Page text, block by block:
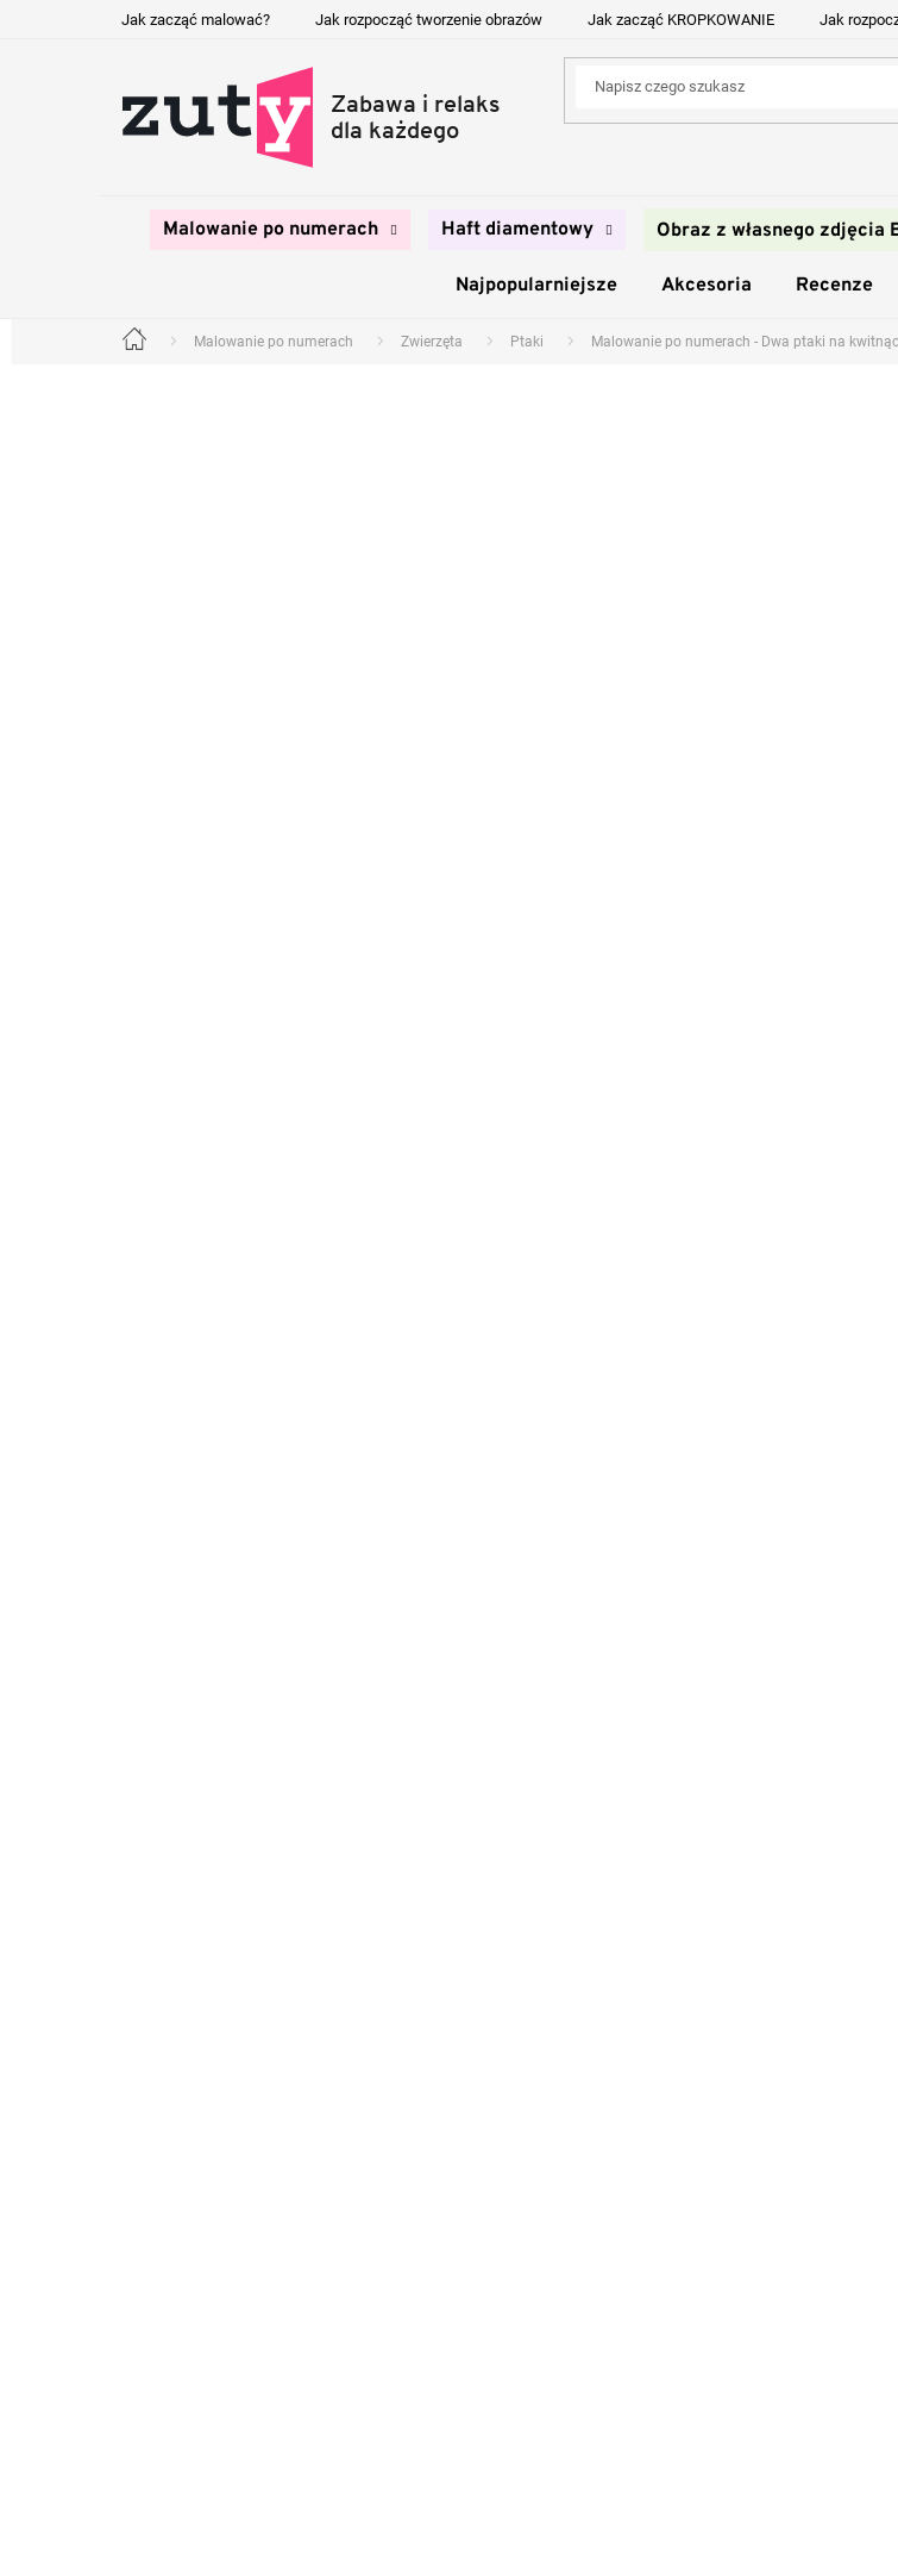
Jak zacząć malować? Jak rozpocząć tworzenie obrazów Jak zacząć KROPKOWANIE Jak
Malowanie po numerach Haft diamentowy Obraz z własnego zdjęcia
Najpopularniejsze Akcesoria Recenze
Home Malowanie po numerach Zwierzęta Ptaki Malowanie po numerach - Dwa ptaki na